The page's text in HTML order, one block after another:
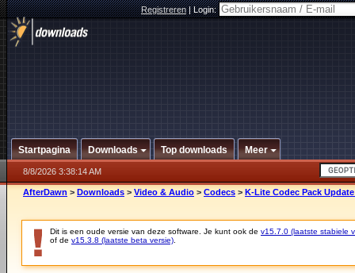
Registreren|Login:
Startpagina Downloads Top downloads Meer
8/8/2026 3:38:14 AM
AfterDawn > Downloads > Video & Audio > Codecs > K-Lite Codec Pack
Dit is een oude versie van deze software. Je kunt ook de v15.7.0 (laatste stabiele
of de v15.3.8 (laatste beta versie)